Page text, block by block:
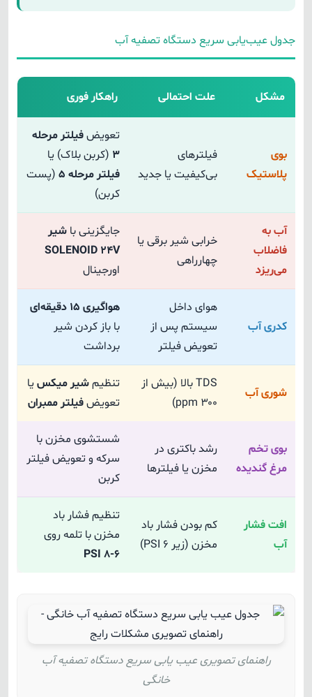
جدول عیب‌یابی سریع دستگاه تصفیه آب
مشکل علت احتمالی راهکار فوری
بوی
پلاستیک
فیلترهای
بی‌کیفیت یا جدید
تعویضفیلتر مرحله
۳ (کربن بلاک) یا
فیلتر مرحله ۵
(پست
کربن)
آب به
فاضلاب
می‌ریزد
خرابی شیر برقی یا
چهارراهی
جایگزینی با شیر
SOLENOID ۲۴V
اورجینال
کدری آب
هوای داخل
سیستم پس از
تعویض فیلتر
هواگیری ۱۵ دقیقه‌ای
با باز کردن شیر
برداشت
شوری آب
TDS بالا (بیش از
۳۰۰ ppm)
تنظیمشیر میکسیا
تعویضفیلتر ممبران
بوی تخم
مرغ گندیده
رشد باکتری در
مخزن یا فیلترها
شستشوی مخزن با
سرکه و تعویض فیلتر
کربن
افت فشار
آب
کم بودن فشار باد
مخزن (زیر ۶ PSI)
تنظیم فشار باد
مخزن با تلمه روی
۶-۸ PSI
راهنمای تصویری عیب یابی سریع دستگاه تصفیه آب
خانگی